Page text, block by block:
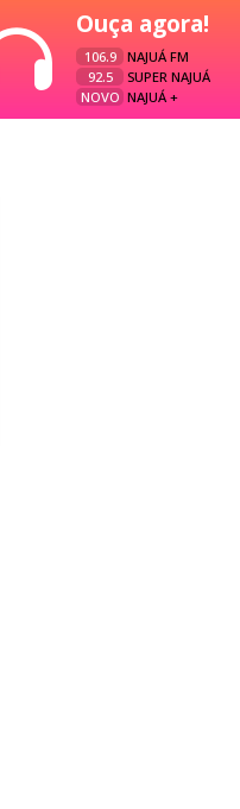
Ouça agora!
106.9
NAJUÁ FM
92.5
SUPER NAJUÁ
NOVO NAJUÁ +